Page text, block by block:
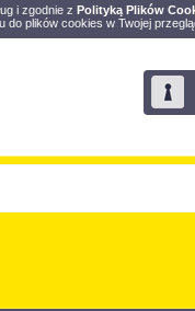
i zgodnie z Polityką Plików
do plików cookies w Twojej